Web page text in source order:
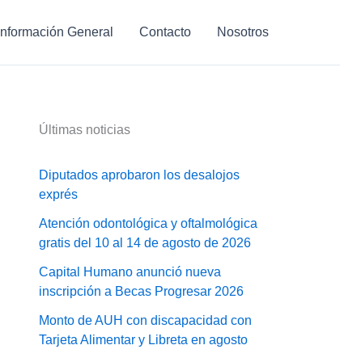
Información General Contacto Nosotros
Últimas noticias
Diputados aprobaron los desalojos
exprés
Atención odontológica y oftalmológica
gratis del 10 al 14 de agosto de 2026
Capital Humano anunció nueva
inscripción a Becas Progresar 2026
Monto de AUH con discapacidad con
Tarjeta Alimentar y Libreta en agosto